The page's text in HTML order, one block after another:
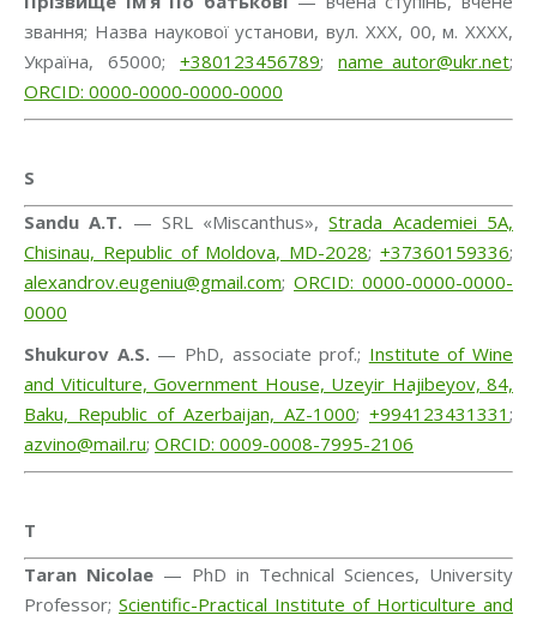
звання; Назва наукової установи, вул. ХХХ, 00, м. ХХХХ,
Україна, 65000; +380123456789; name_autor@ukr.net;
ORCID: 0000-0000-0000-0000
S
Sandu A.T. — SRL «Miscanthus»,Strada Academiei 5A,
Chisinau, Republic of Moldova, MD-2028;+37360159336;
alexandrov.eugeniu@gmail.com; ORCID: 0000-0000-0000-
0000
Shukurov A.S.— PhD, associate prof.; Institute of Wine
and Viticulture, Government House, Uzeyir Hajibeyov, 84,
Baku, Republic of Azerbaijan, AZ-1000; +994123431331 ;
azvino@mail.ru; ORCID: 0009-0008-7995-2106
T
Taran Nicolae — PhD in Technical Sciences, University
Professor; Scientific-Practical Institute of Horticulture and